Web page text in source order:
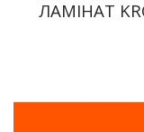
ЛАМІНАТ